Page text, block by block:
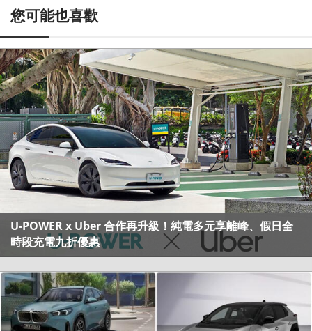
您可能也喜歡
U-POWER x Uber 合作再升級！純電多元享離峰、假日全
時段充電九折優惠